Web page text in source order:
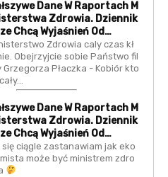
Dane W Raportach M
Zdrowia. Dziennik
Chcą Wyjaśnień Od…
Zdrowia caly czas kł
Obejrzyjcie sobie Państwo fil
Grzegorza Płaczka - Kobiór kto
Dane W Raportach M
Zdrowia. Dziennik
Chcą Wyjaśnień Od…
ciągle zastanawiam jak eko
może być ministrem zdro